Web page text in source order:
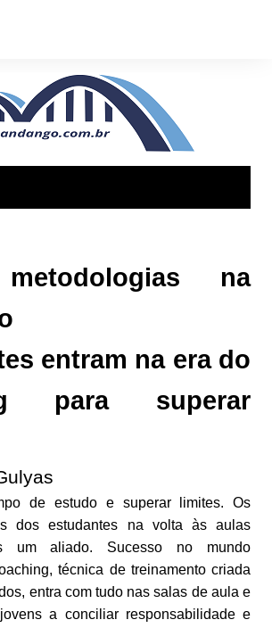
na
entram na era do
para superar
de estudo e superar limites. Os
dos estudantes na volta às aulas
um aliado. Sucesso no mundo
técnica de treinamento criada
entra com tudo nas salas de aula e
a conciliar responsabilidade e